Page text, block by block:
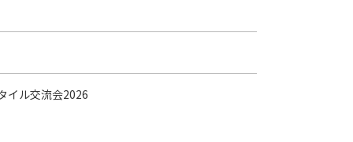
イル交流会2026